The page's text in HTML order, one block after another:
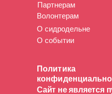
О сидродельне
Волонтерам
Политика
Сайт не является
Партнерам
О событии